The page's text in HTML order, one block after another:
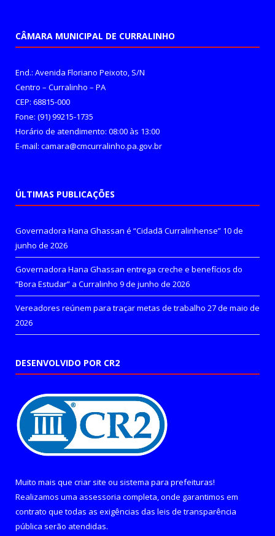
CÂMARA MUNICIPAL DE CURRALINHO
End.: Avenida Floriano Peixoto, S/N
Centro – Curralinho – PA
CEP: 68815-000
Fone: (91) 99215-1735
Horário de atendimento: 08:00 às 13:00
E-mail: camara@cmcurralinho.pa.gov.br
ÚLTIMAS PUBLICAÇÕES
Governadora Hana Ghassan é “Cidadã Curralinhense” 10 de
junho de 2026
Governadora Hana Ghassan entrega creche e benefícios do
“Bora Estudar” a Curralinho 9 de junho de 2026
Vereadores reúnem para traçar metas de trabalho 27 de maio de
2026
DESENVOLVIDO POR CR2
Muito mais que criar site ou sistema para prefeituras!
Realizamos uma assessoria completa, onde garantimos em
contrato que todas as exigências das leis de transparência
pública serão atendidas.